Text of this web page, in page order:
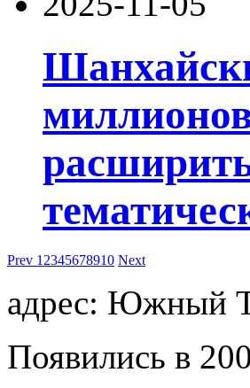
Prev 1 2345678910 Next
адрес: Южный
Появились в